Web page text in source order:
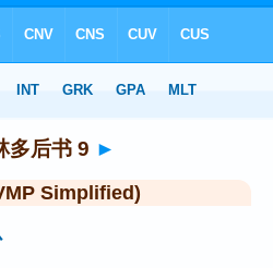
多后书 9 ►
Simplified)